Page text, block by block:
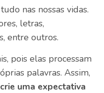
nas nossas vidas.
letras,
entre outros.
pois elas processam
palavras. Assim,
uma expectativa